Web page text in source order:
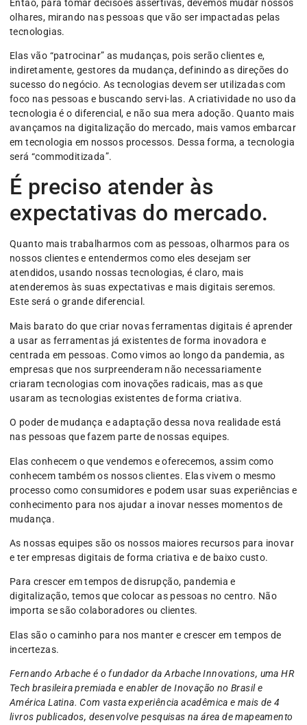
Então, para tomar decisões assertivas, devemos mudar nossos
olhares, mirando nas pessoas que vão ser impactadas pelas
tecnologias.
Elas vão “patrocinar” as mudanças, pois serão clientes e,
indiretamente, gestores da mudança, definindo as direções do
sucesso do negócio. As tecnologias devem ser utilizadas com
foco nas pessoas e buscando servi-las. A criatividade no uso da
tecnologia é o diferencial, e não sua mera adoção. Quanto mais
avançamos na digitalização do mercado, mais vamos embarcar
em tecnologia em nossos processos. Dessa forma, a tecnologia
será “commoditizada”.
É preciso atender às
expectativas do mercado.
Quanto mais trabalharmos com as pessoas, olharmos para os
nossos clientes e entendermos como eles desejam ser
atendidos, usando nossas tecnologias, é claro, mais
atenderemos às suas expectativas e mais digitais seremos.
Este será o grande diferencial.
Mais barato do que criar novas ferramentas digitais é aprender
a usar as ferramentas já existentes de forma inovadora e
centrada em pessoas. Como vimos ao longo da pandemia, as
empresas que nos surpreenderam não necessariamente
criaram tecnologias com inovações radicais, mas as que
usaram as tecnologias existentes de forma criativa.
O poder de mudança e adaptação dessa nova realidade está
nas pessoas que fazem parte de nossas equipes.
Elas conhecem o que vendemos e oferecemos, assim como
conhecem também os nossos clientes. Elas vivem o mesmo
processo como consumidores e podem usar suas experiências e
conhecimento para nos ajudar a inovar nesses momentos de
mudança.
As nossas equipes são os nossos maiores recursos para inovar
e ter empresas digitais de forma criativa e de baixo custo.
Para crescer em tempos de disrupção, pandemia e
digitalização, temos que colocar as pessoas no centro. Não
importa se são colaboradores ou clientes.
Elas são o caminho para nos manter e crescer em tempos de
incertezas.
Fernando Arbache é o fundador da Arbache Innovations, uma HR
Tech brasileira premiada e enabler de Inovação no Brasil e
América Latina. Com vasta experiência acadêmica e mais de 4
livros publicados, desenvolve pesquisas na área de mapeamento